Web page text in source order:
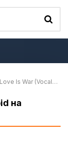
(Vocaloid на русском)
на